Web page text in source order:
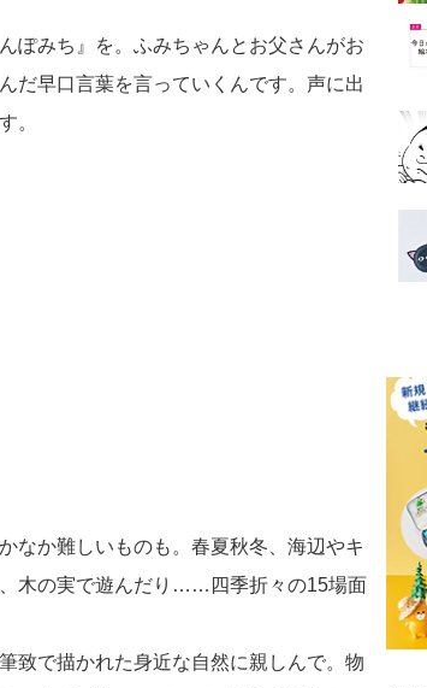
ぽみち』を。ふみちゃんとお父さんがお
だ早口言葉を言っていくんです。声に出
。
なか難しいものも。春夏秋冬、海辺やキ
木の実で遊んだり……四季折々の15場面
致で描かれた身近な自然に親しんで。物